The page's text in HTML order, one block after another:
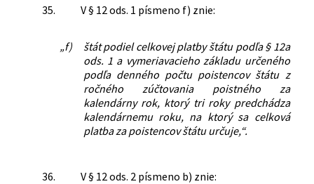
35. V § 12 ods. 1 písmeno f) znie:
„f)
štát podiel celkovej platby štátu podľa § 12a
ods. 1 a vymeriavacieho základu určeného
podľa denného počtu poistencov štátu z
ročného zúčtovania poistného za
kalendárny rok, ktorý tri roky predchádza
kalendárnemu roku, na ktorý sa celková
platba za poistencov štátu určuje,“.
36. V § 12 ods. 2 písmeno b) znie: